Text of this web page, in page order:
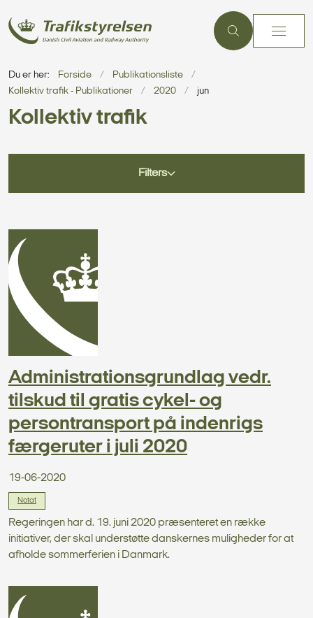
Du er her: Forside
Publikationsliste
Kollektiv trafik - Publikationer
2020 jun
Kollektiv trafik
Filters
Administrationsgrundlag vedr.
tilskud til gratis cykel- og
persontransport på indenrigs
færgeruter i juli 2020
19-06-2020
Notat
Regeringen har d. 19. juni 2020 præsenteret en række
initiativer, der skal understøtte danskernes muligheder for at
afholde sommerferien i Danmark.